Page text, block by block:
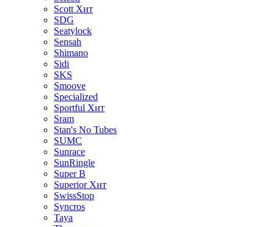
Scott Хит
SDG
Seatylock
Sensah
Shimano
Sidi
SKS
Smoove
Specialized
Sportful Хит
Sram
Stan's No Tubes
SUMC
Sunrace
SunRingle
Super B
Superior Хит
SwissStop
Syncros
Taya